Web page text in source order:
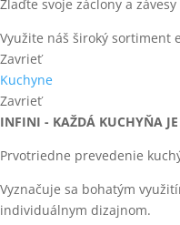
Zlaďte svoje záclony a
Využite náš široký sortiment
Zavrieť
Kuchyne
Zavrieť
INFINI - KAŽDÁ KUCHYŇA
Prvotriedne prevedenie
Vyznačuje sa bohatým
individuálnym dizajnom.